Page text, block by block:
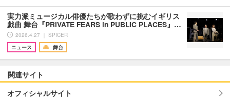
実力派ミュージカル俳優たちが歌わずに挑むイギリス
戯曲 舞台『PRIVATE FEARS in PUBLIC PLACES』…
2026.4.27 ｜ SPICER
ニュース
舞台
関連サイト
オフィシャルサイト